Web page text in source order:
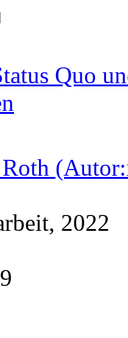
Quo
Roth
2022